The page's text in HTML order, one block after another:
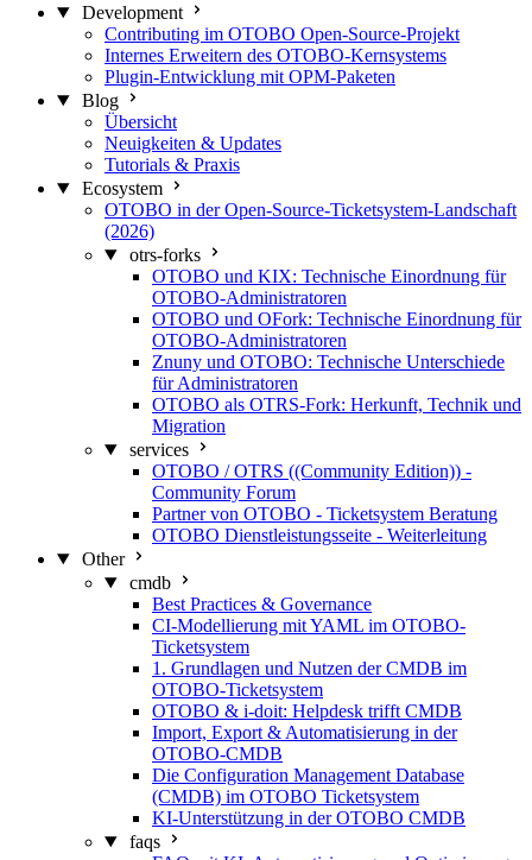
Development
Contributing im OTOBO Open-Source-Projekt
Internes Erweitern des OTOBO-Kernsystems
Plugin-Entwicklung mit OPM-Paketen
Blog
Übersicht
Neuigkeiten & Updates
Tutorials & Praxis
Ecosystem
OTOBO in der Open-Source-Ticketsystem-Landschaft
(2026)
otrs-forks
OTOBO und KIX: Technische Einordnung für
OTOBO-Administratoren
OTOBO und OFork: Technische Einordnung für
OTOBO-Administratoren
Znuny und OTOBO: Technische Unterschiede
für Administratoren
OTOBO als OTRS-Fork: Herkunft, Technik und
Migration
services
OTOBO / OTRS ((Community Edition)) -
Community Forum
Partner von OTOBO - Ticketsystem Beratung
OTOBO Dienstleistungsseite - Weiterleitung
Other
cmdb
Best Practices & Governance
CI-Modellierung mit YAML im OTOBO-
Ticketsystem
1. Grundlagen und Nutzen der CMDB im
OTOBO-Ticketsystem
OTOBO & i-doit: Helpdesk trifft CMDB
Import, Export & Automatisierung in der
OTOBO-CMDB
Die Configuration Management Database
(CMDB) im OTOBO Ticketsystem
KI-Unterstützung in der OTOBO CMDB
faqs